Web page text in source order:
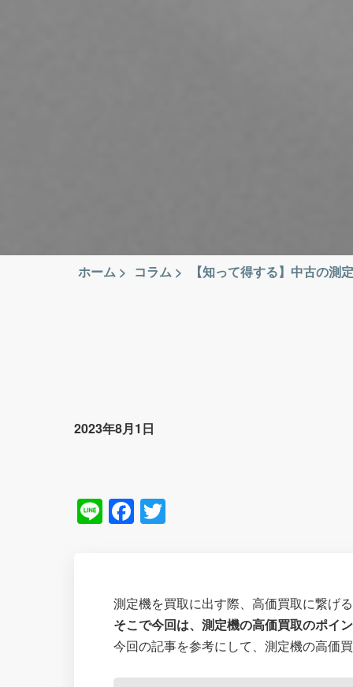
ホーム > コラム > 【知って得する】中古の測
2023年8月1日
LineFacebook
測定機を買取に出す際、高価買取に繋げ
そこで今回は、測定機の高価買取のポイ
今回の記事を参考にして、測定機の高価